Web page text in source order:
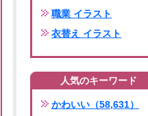
職業 イラスト
衣替え イラスト
人気のキーワード
かわいい（58,631）